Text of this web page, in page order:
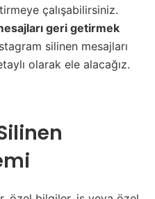
çalışabilirsiniz.
geri getirmek
silinen mesajları
olarak ele alacağız.